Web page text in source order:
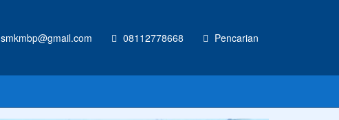
smkmbp@gmail.com 08112778668 Pencarian